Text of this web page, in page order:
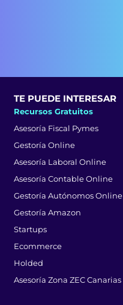
TE PUEDE INTERESAR
Recursos Gratuitos
Asesoría Fiscal Pymes
Gestoría Online
Asesoría Laboral Online
Asesoría Contable Online
Gestoría Autónomos Online
Gestoría Amazon
Startups
Ecommerce
Holded
Asesoría Zona ZEC Canarias